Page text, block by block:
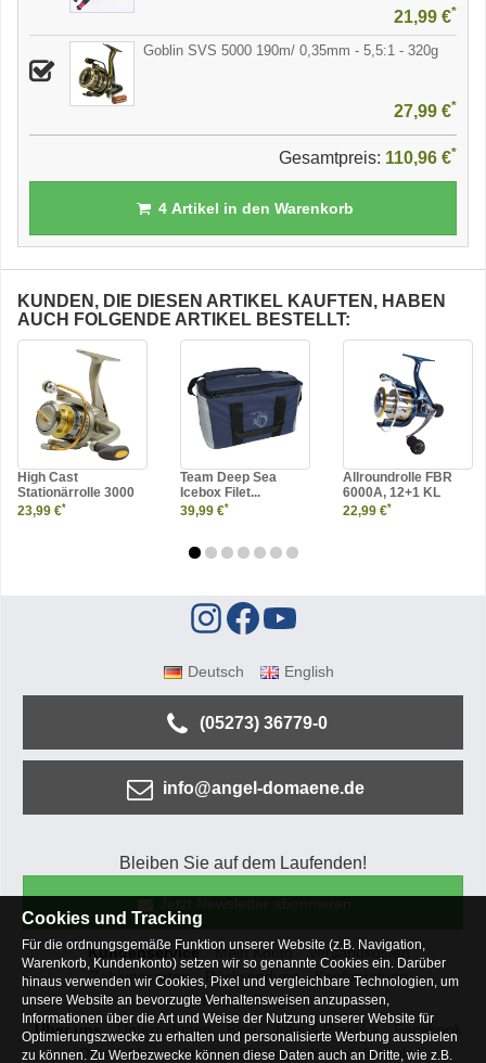
21,99 €*
Goblin SVS 5000 190m/ 0,35mm - 5,5:1 - 320g
27,99 €*
Gesamtpreis: 110,96 €*
4Artikel in den Warenkorb
KUNDEN, DIE DIESEN ARTIKEL KAUFTEN, HABEN
AUCH FOLGENDE ARTIKEL BESTELLT:
High Cast
Stationärrolle 3000
23,99 €*
Team Deep Sea
Icebox Filet...
39,99 €*
Allroundrolle FBR
6000A, 12+1 KL
22,99 €*
Deutsch English
(05273) 36779-0
info@angel-domaene.de
Bleiben Sie auf dem Laufenden!
Kundenservice Mein Konto
Versandkosten
Zahlungsarten
Rücksendung
Kaufberatung
Häufige Fragen
Über uns
Unternehmen Blog Jobs & Praktika
Facebook
Osterfeldsee
Archiv Sitemap Kontaktformular
Cookies und Tracking
Für die ordnungsgemäße Funktion unserer Website (z.B. Navigation,
Warenkorb, Kundenkonto) setzen wir so genannte Cookies ein. Darüber
hinaus verwenden wir Cookies, Pixel und vergleichbare Technologien, um
unsere Website an bevorzugte Verhaltensweisen anzupassen,
Informationen über die Art und Weise der Nutzung unserer Website für
Optimierungszwecke zu erhalten und personalisierte Werbung ausspielen
zu können. Zu Werbezwecke können diese Daten auch an Dritte, wie z.B.